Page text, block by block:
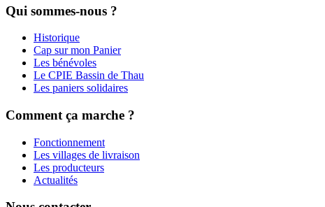
Qui sommes-nous ?
Historique
Cap sur mon Panier
Les bénévoles
Le CPIE Bassin de Thau
Les paniers solidaires
Comment ça marche ?
Fonctionnement
Les villages de livraison
Les producteurs
Actualités